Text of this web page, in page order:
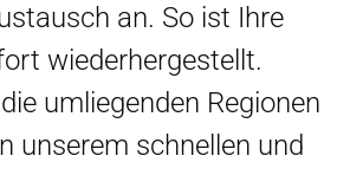
an. So ist Ihre
wiederhergestellt.
umliegenden Regionen
unserem schnellen und